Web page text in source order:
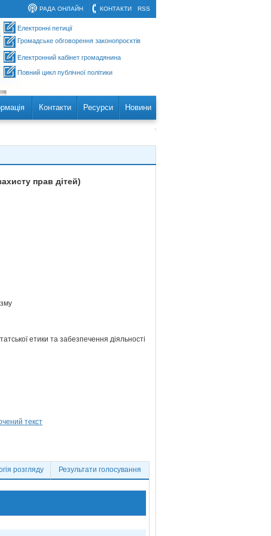
RSS
КОНТАКТИ
РАДА ОНЛАЙН
Електронні петиції
Громадське обговорення законопроєктів
Електронний кабінет громадянина
Повний цикл публічної політики
Контакти Ресурси Новини
прав дітей)
етики та забезпечення діяльності
розгляду Результати голосування